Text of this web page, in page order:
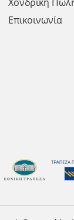
Επικοινωνία